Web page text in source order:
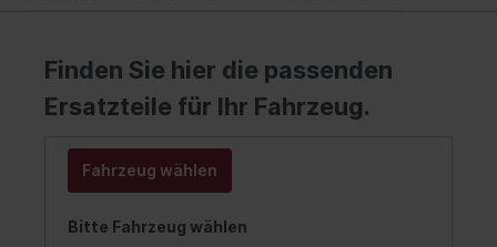
Finden Sie hier die passenden
Ersatzteile für Ihr Fahrzeug.
Fahrzeug wählen
Bitte Fahrzeug wählen